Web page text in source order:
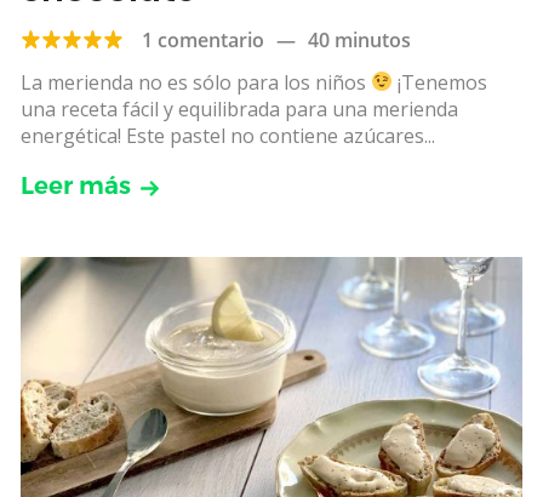
1 comentario — 40 minutos
La merienda no es sólo para los niños
¡Tenemos
una receta fácil y equilibrada para una merienda
energética! Este pastel no contiene azúcares...
Leer más